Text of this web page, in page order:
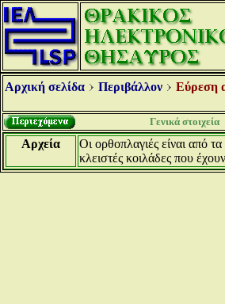
Αρχική σελίδα Περιβάλλον Εύρεση
Γενικά στοιχεία
Αρχεία
Οι ορθοπλαγιές είναι από
κλειστές κοιλάδες που